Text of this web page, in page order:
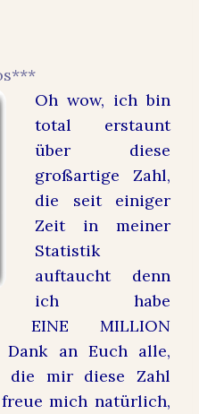
Oh wow, ich bin
total erstaunt
über diese
großartige Zahl,
die seit einiger
Zeit in meiner
Statistik
auftaucht denn
ich habe
EINE MILLION
Dank an Euch alle,
die mir diese Zahl
mich natürlich,